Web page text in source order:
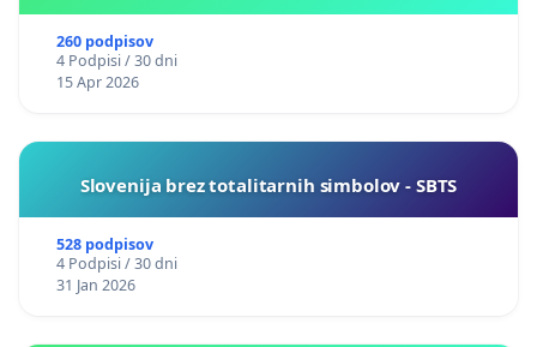
260 podpisov
4 Podpisi / 30 dni
15 Apr 2026
Slovenija brez totalitarnih simbolov - SBTS
528 podpisov
4 Podpisi / 30 dni
31 Jan 2026